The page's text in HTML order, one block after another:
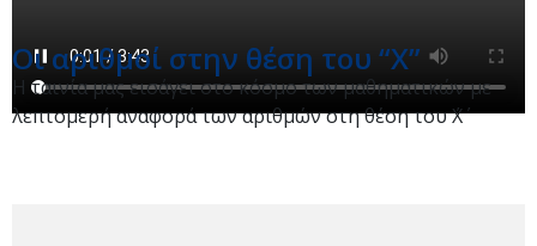
Οι αριθμοί στην θέση του “Χ”
Η ταινία μας εισάγει στο κόσμο των μαθηματικών με
λεπτομερή αναφορά των αριθμών στη θέση του ΄Χ΄